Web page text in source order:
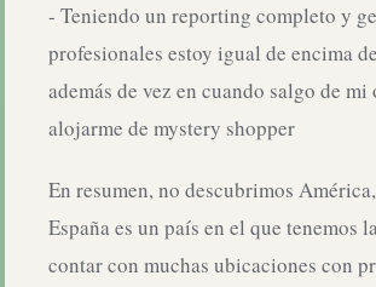
- Teniendo un reporting completo y
profesionales estoy igual de encima
además de vez en cuando salgo de
alojarme de mystery shopper
En resumen, no descubrimos
España es un país en el que tenemos
contar con muchas ubicaciones con